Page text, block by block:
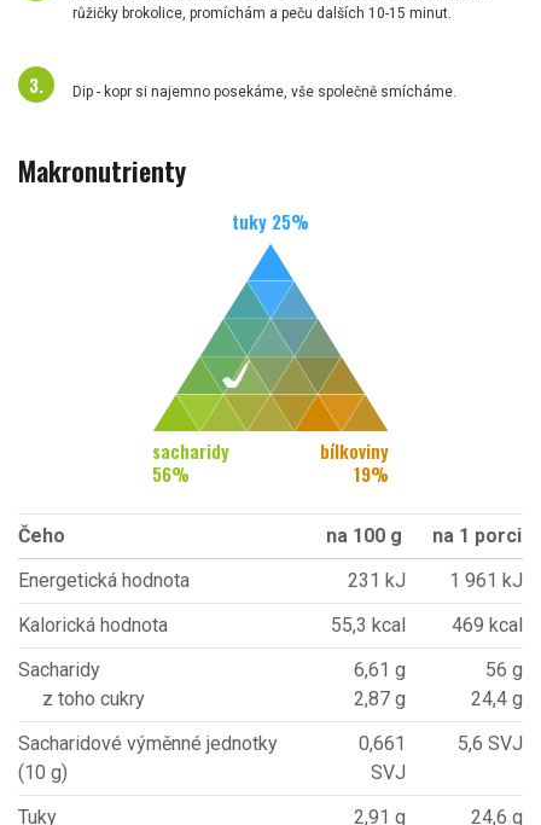
růžičky brokolice, promíchám a peču dalších 10-15 minut.
Dip - kopr si najemno posekáme, vše společně smícháme.
Makronutrienty
tuky 25%
sacharidy
56%
bílkoviny
19%
Čeho na 100 g
na 1 porci
Energetická hodnota
231 kJ
1 961 kJ
Kalorická hodnota
55,3 kcal
469 kcal
Sacharidy
z toho cukry
6,61 g
2,87 g
56 g
24,4 g
Sacharidové výměnné jednotky
(10 g)
0,661
SVJ
5,6 SVJ
Tuky 2,91 g 24,6 g